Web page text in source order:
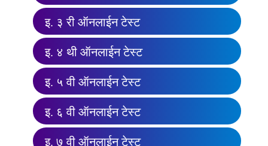
इ. ३ री ऑनलाईन टेस्ट
इ. ४ थी ऑनलाईन टेस्ट
इ. ५ वी ऑनलाईन टेस्ट
इ. ६ वी ऑनलाईन टेस्ट
इ. ७ वी ऑनलाईन टेस्ट